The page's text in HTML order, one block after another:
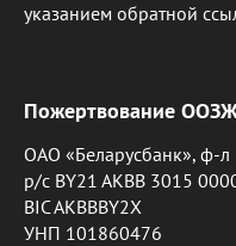
указанием обратной
Пожертвование
ОАО «Беларусбанк», ф-
р/с BY21 AKBB 3015
BIC AKBBBY2X
УНП 101860476